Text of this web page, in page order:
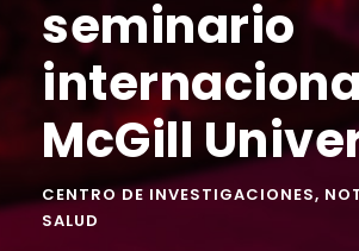
seminario
McGill
CENTRO DE INVESTIGACIONES,
SALUD